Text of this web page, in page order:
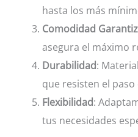
hasta los más
Comodidad
asegura el máximo
Durabilidad:
que resisten el
Flexibilidad:
tus necesidades